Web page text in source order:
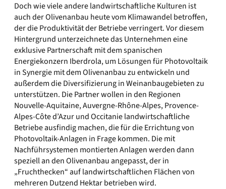
Doch wie viele andere landwirtschaftliche Kulturen ist
auch der Olivenanbau heute vom Klimawandel betroffen,
der die Produktivität der Betriebe verringert. Vor diesem
Hintergrund unterzeichnete das Unternehmen eine
exklusive Partnerschaft mit dem spanischen
Energiekonzern Iberdrola, um Lösungen für Photovoltaik
in Synergie mit dem Olivenanbau zu entwickeln und
außerdem die Diversifizierung in Weinanbaugebieten zu
unterstützen. Die Partner wollen in den Regionen
Nouvelle-Aquitaine, Auvergne-Rhône-Alpes, Provence-
Alpes-Côte d’Azur und Occitanie landwirtschaftliche
Betriebe ausfindig machen, die für die Errichtung von
Photovoltaik-Anlagen in Frage kommen. Die mit
Nachführsystemen montierten Anlagen werden dann
speziell an den Olivenanbau angepasst, der in
„Fruchthecken“ auf landwirtschaftlichen Flächen von
mehreren Dutzend Hektar betrieben wird.